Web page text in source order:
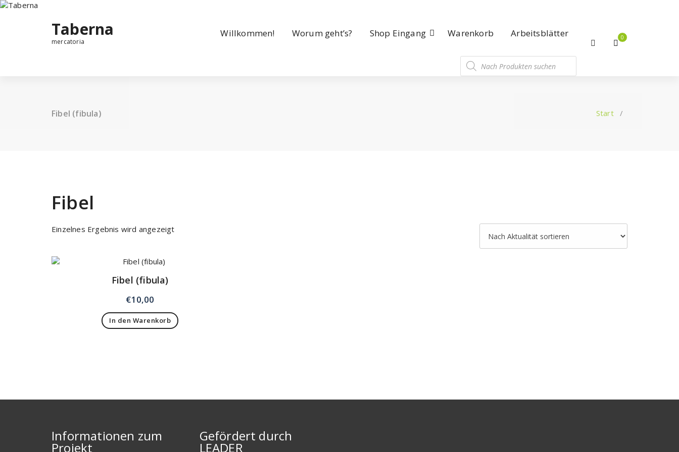
Taberna
mercatoria
Willkommen! Worum geht’s? Shop Eingang Warenkorb Arbeitsblätter 0
Fibel (fibula) Start/
Fibel
Einzelnes Ergebnis wird angezeigt
Fibel (fibula)
€10,00
In den Warenkorb
Informationen zum
Projekt
Gefördert durch
LEADER